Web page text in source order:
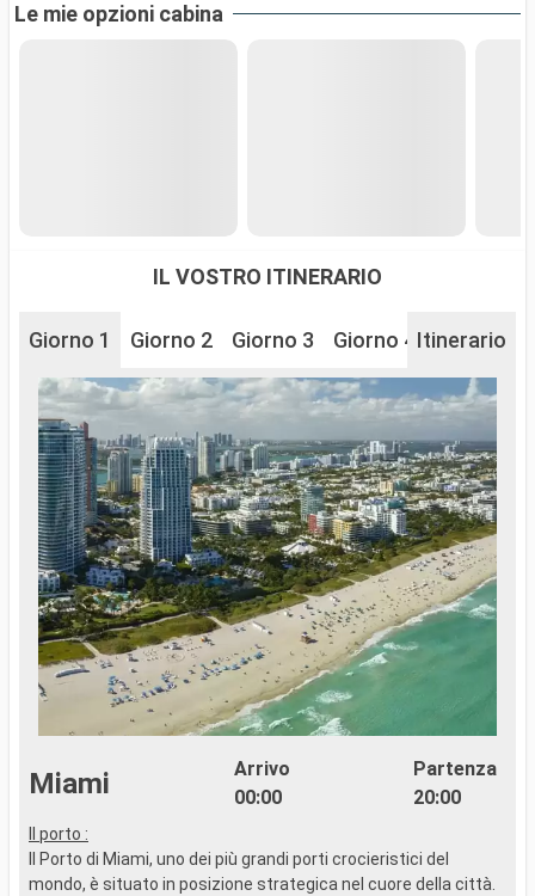
Le mie opzioni cabina
IL VOSTRO ITINERARIO
Giorno 1 Giorno 2 Giorno 3 Giorno 4 Giorno 5
Itinerario
Miami
Arrivo
00:00
Partenza
20:00
Il porto :
Il Porto di Miami, uno dei più grandi porti crocieristici del
mondo, è situato in posizione strategica nel cuore della città.